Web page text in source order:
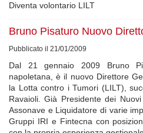
Diventa volontario LILT
Bruno Pisaturo Nuovo
Pubblicato il 21/01/2009
Dal 21 gennaio 2009 Bruno
napoletana, è il nuovo Direttore
la Lotta contro i Tumori (LILT),
Ravaioli. Già Presidente dei
Assonave e Liquidatore di varie
Gruppi IRI e Fintecna con